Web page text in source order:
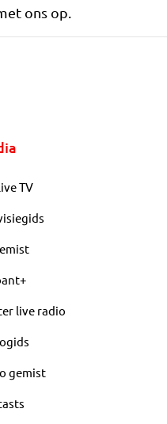
ons op.
TV
live radio
gemist